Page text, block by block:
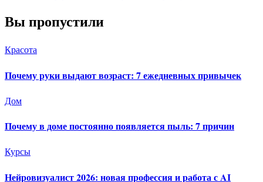
Вы пропустили
Красота
Почему руки выдают возраст: 7 ежедневных привычек
Дом
Почему в доме постоянно появляется пыль: 7 причин
Курсы
Нейровизуалист 2026: новая профессия и работа с AI